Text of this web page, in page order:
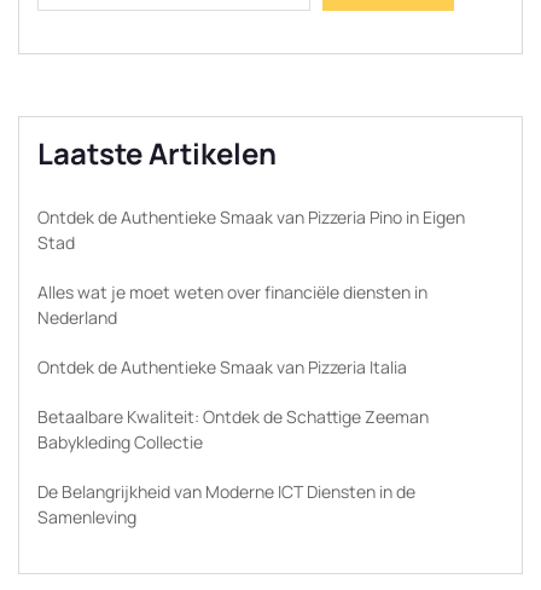
Laatste Artikelen
Ontdek de Authentieke Smaak van Pizzeria Pino in Eigen
Stad
Alles wat je moet weten over financiële diensten in
Nederland
Ontdek de Authentieke Smaak van Pizzeria Italia
Betaalbare Kwaliteit: Ontdek de Schattige Zeeman
Babykleding Collectie
De Belangrijkheid van Moderne ICT Diensten in de
Samenleving